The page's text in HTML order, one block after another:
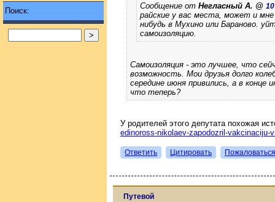
Поиск:
Сообщение от Негласный А. @
райские у вас места, может и
нибудь в Мухино или Бараново.
самоизоляцию.
Самоизоляция - это лучшее, что
возможность. Мои друзья долго
середине июня привились, а в конце
что теперь?
У родителей этого депутата похожая
edinoross-nikolaev-zapodozril-vakcinaciju-
Ответить Цитировать Пожаловаться
Путевой